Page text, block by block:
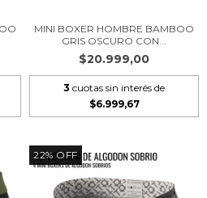
MINI BOXER HOMBRE BAMBOO
GRIS OSCURO CON...
$20.999,00
3 cuotas sin interés de
$6.999,67
22%OFF